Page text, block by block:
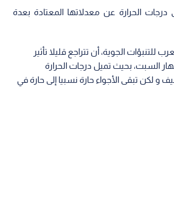
الحرارة عن معدلاتها المعتادة بعدة
الجوية، أن تتراجع قليلا تأثير
نهار السبت، بحيث تميل درجات الحرارة
لكن تبقى الأجواء حارة نسبيا إلى حارة في